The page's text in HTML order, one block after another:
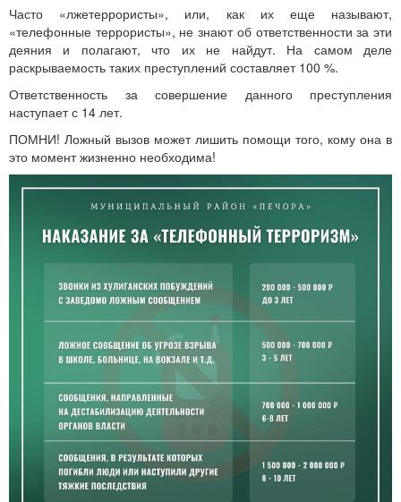
Часто «лжетеррористы», или, как их еще называют,
«телефонные террористы», не знают об ответственности за эти
деяния и полагают, что их не найдут. На самом деле
раскрываемость таких преступлений составляет 100 %.
Ответственность за совершение данного преступления
наступает с 14 лет.
ПОМНИ! Ложный вызов может лишить помощи того, кому она в
это момент жизненно необходима!